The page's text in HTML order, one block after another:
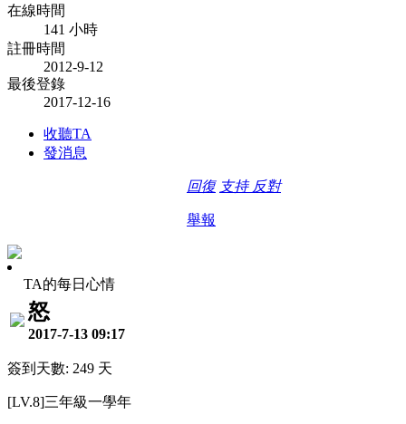
在線時間
141 小時
註冊時間
2012-9-12
最後登錄
2017-12-16
收聽TA
發消息
回復 支持 反對
舉報
TA的每日心情
怒
2017-7-13 09:17
簽到天數: 249 天
[LV.8]三年級一學年